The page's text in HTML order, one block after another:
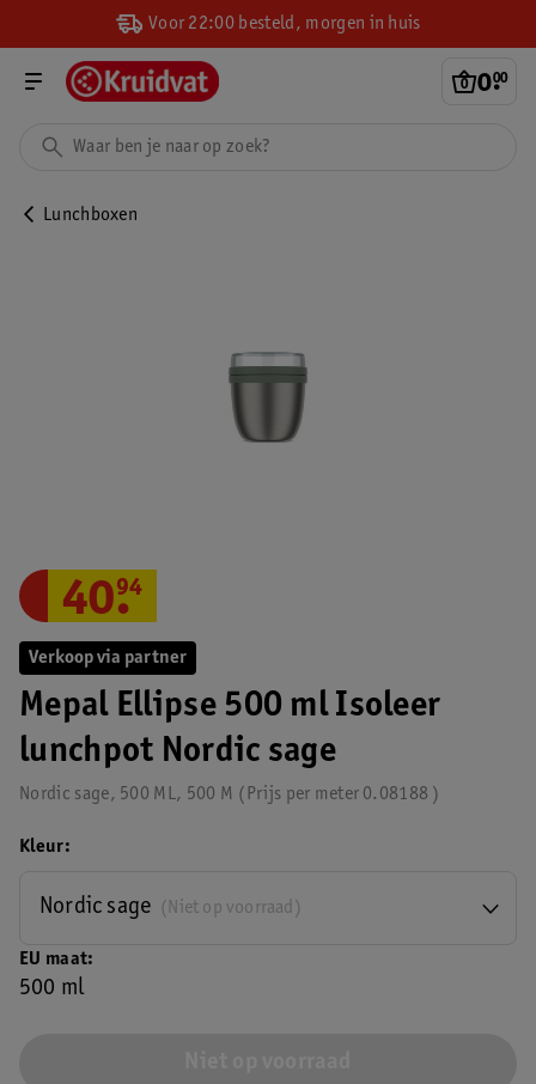
Voor 22:00 besteld, morgen in huis
0.
00
Lunchboxen
Verkoop via partner
Mepal Ellipse 500 ml Isoleer
lunchpot Nordic sage
Nordic sage, 500 ML, 500 M 0.08188
Prijs per meter
40.
94
EU maat
500 ml
Kleur
(Niet op voorraad)
Nordic sage